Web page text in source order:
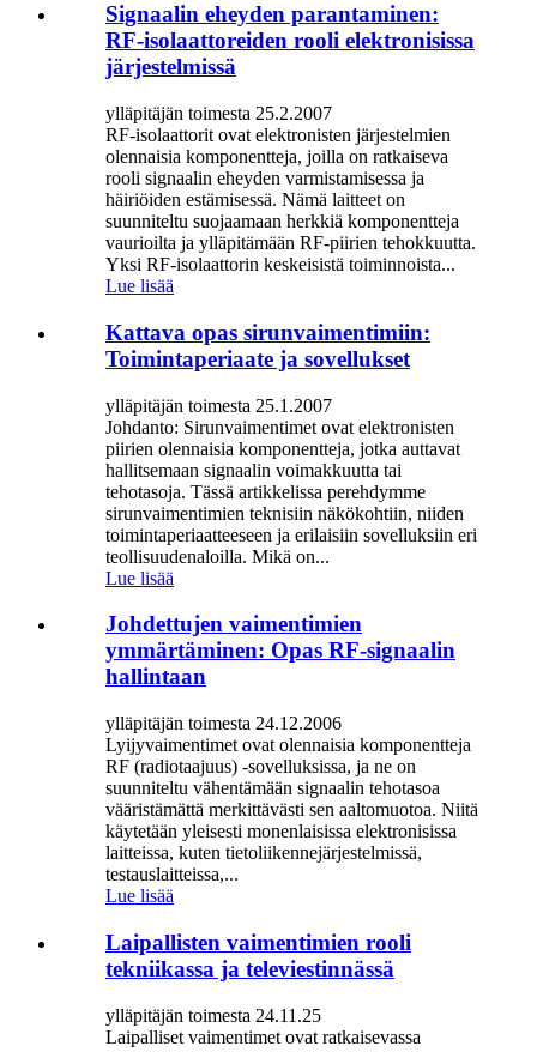
Signaalin eheyden parantaminen:
RF-isolaattoreiden rooli elektronisissa
järjestelmissä
ylläpitäjän toimesta 25.2.2007
RF-isolaattorit ovat elektronisten järjestelmien
olennaisia ​​komponentteja, joilla on ratkaiseva
rooli signaalin eheyden varmistamisessa ja
häiriöiden estämisessä. Nämä laitteet on
suunniteltu suojaamaan herkkiä komponentteja
vaurioilta ja ylläpitämään RF-piirien tehokkuutta.
Yksi RF-isolaattorin keskeisistä toiminnoista...
Lue lisää
Kattava opas sirunvaimentimiin:
Toimintaperiaate ja sovellukset
ylläpitäjän toimesta 25.1.2007
Johdanto: Sirunvaimentimet ovat elektronisten
piirien olennaisia ​​komponentteja, jotka auttavat
hallitsemaan signaalin voimakkuutta tai
tehotasoja. Tässä artikkelissa perehdymme
sirunvaimentimien teknisiin näkökohtiin, niiden
toimintaperiaatteeseen ja erilaisiin sovelluksiin eri
teollisuudenaloilla. Mikä on...
Lue lisää
Johdettujen vaimentimien
ymmärtäminen: Opas RF-signaalin
hallintaan
ylläpitäjän toimesta 24.12.2006
Lyijyvaimentimet ovat olennaisia ​​komponentteja
RF (radiotaajuus) -sovelluksissa, ja ne on
suunniteltu vähentämään signaalin tehotasoa
vääristämättä merkittävästi sen aaltomuotoa. Niitä
käytetään yleisesti monenlaisissa elektronisissa
laitteissa, kuten tietoliikennejärjestelmissä,
testauslaitteissa,...
Lue lisää
Laipallisten vaimentimien rooli
tekniikassa ja televiestinnässä
ylläpitäjän toimesta 24.11.25
Laipalliset vaimentimet ovat ratkaisevassa